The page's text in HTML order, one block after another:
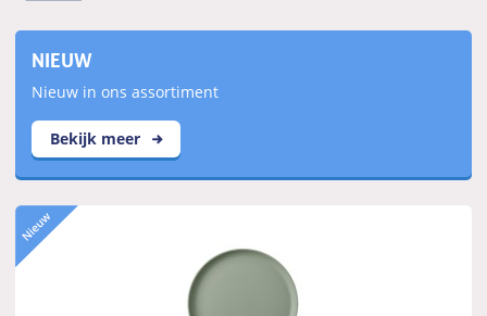
NIEUW
Nieuw in ons assortiment
Bekijk meer